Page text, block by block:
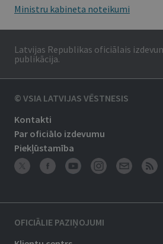
Ministru kabineta noteikumi
Latvijas Republikas oficiālais
publikācija.
© VSIA LATVIJAS VĒSTNESIS
Kontakti
Par oficiālo izdevumu
Piekļūstamība
OFICIĀLIE PAZIŅOJUMI